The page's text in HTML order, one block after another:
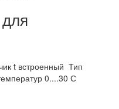
t встроенный Тип
0....30 С